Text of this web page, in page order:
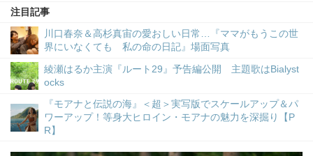
注目記事
川口春奈＆高杉真宙の愛おしい日常…『ママがもうこの世
界にいなくても 私の命の日記』場面写真
綾瀬はるか主演『ルート29』予告編公開 主題歌はBialyst
ocks
『モアナと伝説の海』＜超＞実写版でスケールアップ＆パ
ワーアップ！等身大ヒロイン・モアナの魅力を深掘り【P
R】